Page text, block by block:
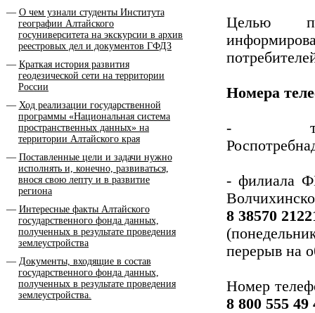
О чем узнали студенты Института
географии Алтайского
госуниверситета на экскурсии в архив
реестровых дел и документов ГФДЗ
Краткая история развития
геодезической сети на территории
России
Ход реализации государственной
программы «Национальная система
пространственных данных» на
территории Алтайского края
Поставленные цели и задачи нужно
исполнять и, конечно, развиваться,
внося свою лепту и в развитие
региона
Интересные факты Алтайского
государственного фонда данных,
полученных в результате проведения
землеустройства
Документы, входящие в состав
государственного фонда данных,
полученных в результате проведения
землеустройства.
Целью
Номера
-
- филиала
8 38570
перерыв на
Номер
8 800 555 49